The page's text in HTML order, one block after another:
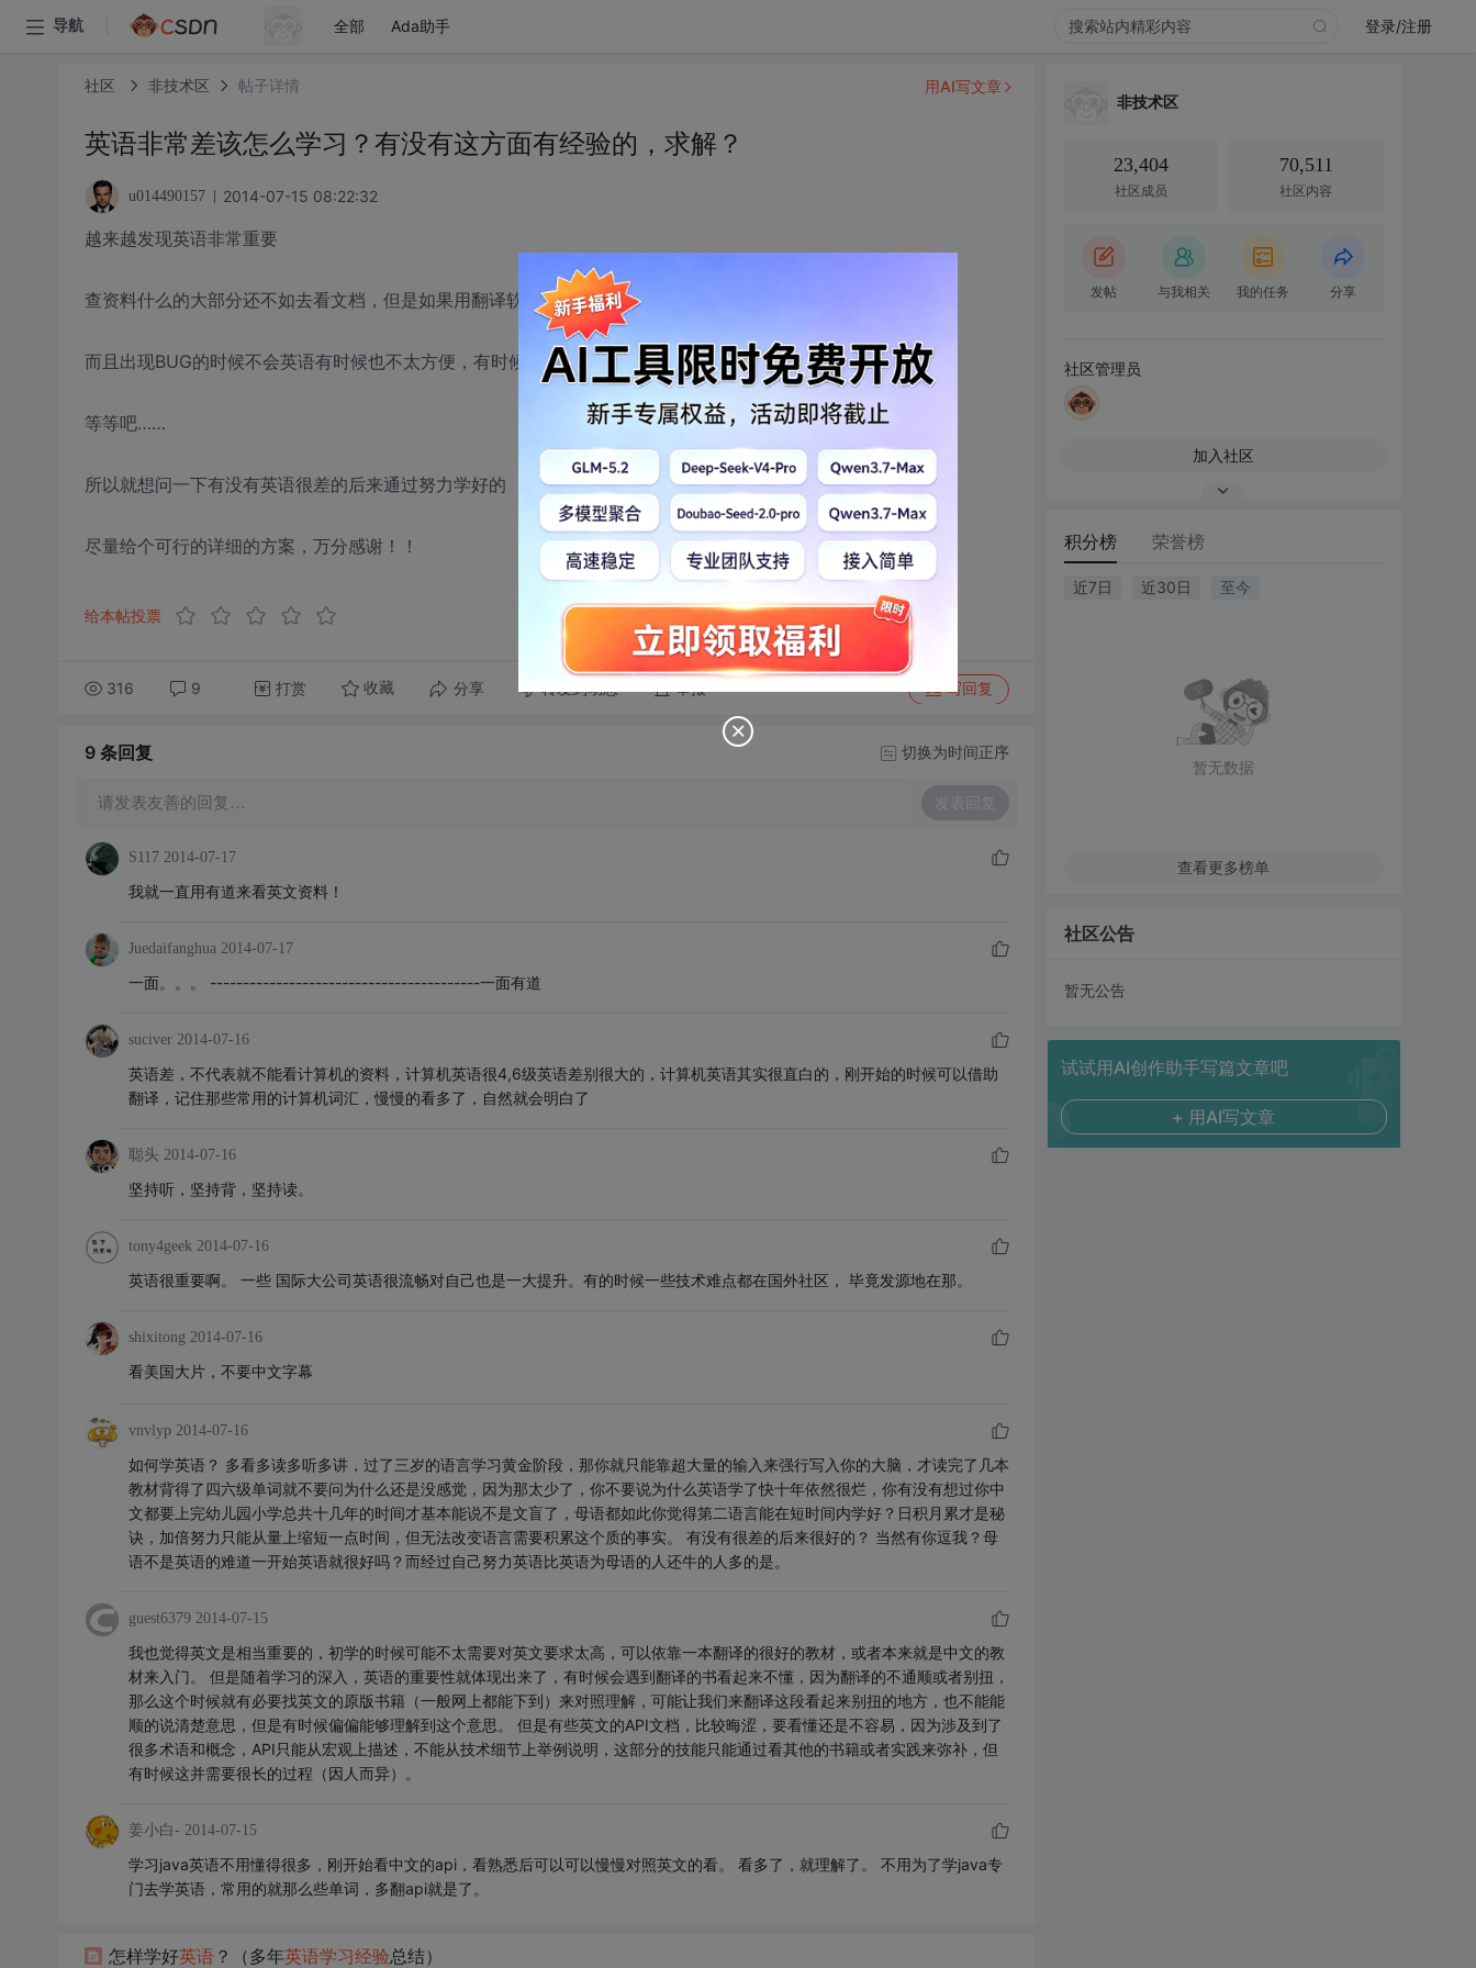
导航 全部 Ada助手 登录/注册
社区 非技术区 帖子详情
英语非常差该怎么学习？有没有这方面有经验的，求解？
u014490157 2014-07-15 08:22:32
越来越发现英语非常重要
查资料什么的大部分还不如去看文档，但是如果用翻译软件看文档还不如查资料
而且出现BUG的时候不会英语有时候也不太方便，有时候google出来的英文看着很费劲
等等吧……
所以就想问一下有没有英语很差的后来通过努力学好的
尽量给个可行的详细的方案，万分感谢！！
给本帖投票
316 9 打赏 收藏 分享 转发到动态 举报 写回复
用AI写文章
9 条回复 切换为时间正序
请发表友善的回复… 发表回复
S117 2014-07-17
我就一直用有道来看英文资料！
Juedaifanghua 2014-07-17
一面。。。 -----------------------------------------一面有道
suciver 2014-07-16
英语差，不代表就不能看计算机的资料，计算机英语很4,6级英语差别很大的，计算机英语其实很直白的，刚开始的时候可以借助
翻译，记住那些常用的计算机词汇，慢慢的看多了，自然就会明白了
聪头 2014-07-16
坚持听，坚持背，坚持读。
tony4geek 2014-07-16
英语很重要啊。 一些 国际大公司英语很流畅对自己也是一大提升。有的时候一些技术难点都在国外社区， 毕竟发源地在那。
shixitong 2014-07-16
看美国大片，不要中文字幕
vnvlyp 2014-07-16
如何学英语？ 多看多读多听多讲，过了三岁的语言学习黄金阶段，那你就只能靠超大量的输入来强行写入你的大脑，才读完了几本
教材背得了四六级单词就不要问为什么还是没感觉，因为那太少了，你不要说为什么英语学了快十年依然很烂，你有没有想过你中
文都要上完幼儿园小学总共十几年的时间才基本能说不是文盲了，母语都如此你觉得第二语言能在短时间内学好？日积月累才是秘
诀，加倍努力只能从量上缩短一点时间，但无法改变语言需要积累这个质的事实。 有没有很差的后来很好的？ 当然有你逗我？母
语不是英语的难道一开始英语就很好吗？而经过自己努力英语比英语为母语的人还牛的人多的是。
guest6379 2014-07-15
我也觉得英文是相当重要的，初学的时候可能不太需要对英文要求太高，可以依靠一本翻译的很好的教材，或者本来就是中文的教
材来入门。 但是随着学习的深入，英语的重要性就体现出来了，有时候会遇到翻译的书看起来不懂，因为翻译的不通顺或者别扭，
那么这个时候就有必要找英文的原版书籍（一般网上都能下到）来对照理解，可能让我们来翻译这段看起来别扭的地方，也不能能
顺的说清楚意思，但是有时候偏偏能够理解到这个意思。 但是有些英文的API文档，比较晦涩，要看懂还是不容易，因为涉及到了
很多术语和概念，API只能从宏观上描述，不能从技术细节上举例说明，这部分的技能只能通过看其他的书籍或者实践来弥补，但
有时候这并需要很长的过程（因人而异）。
姜小白- 2014-07-15
学习java英语不用懂得很多，刚开始看中文的api，看熟悉后可以可以慢慢对照英文的看。 看多了，就理解了。 不用为了学java专
门去学英语，常用的就那么些单词，多翻api就是了。
怎样学好英语 ？（多年英语学习经验总结）
非技术区
23,404
社区成员
70,511
社区内容
发帖 与我相关 我的任务 分享
社区管理员
加入社区
积分榜 荣誉榜
近7日 近30日 至今
暂无数据
查看更多榜单
社区公告
暂无公告
试试用AI创作助手写篇文章吧
+ 用AI写文章